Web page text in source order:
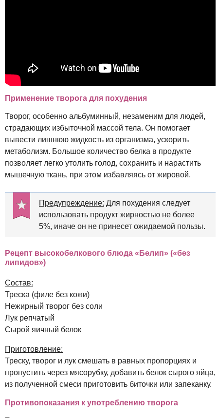
Применение творога для похудения
Творог, особенно альбуминный, незаменим для людей,
страдающих избыточной массой тела. Он помогает
вывести лишнюю жидкость из организма, ускорить
метаболизм. Большое количество белка в продукте
позволяет легко утолить голод, сохранить и нарастить
мышечную ткань, при этом избавляясь от жировой.
Предупреждение: Для похудения следует
использовать продукт жирностью не более
5%, иначе он не принесет ожидаемой пользы.
Рецепт высокобелкового блюда «Белип» («без
липидов»)
Состав:
Треска (филе без кожи)
Нежирный творог без соли
Лук репчатый
Сырой яичный белок
Приготовление:
Треску, творог и лук смешать в равных пропорциях и
пропустить через мясорубку, добавить белок сырого яйца,
из полученной смеси приготовить биточки или запеканку.
Противопоказания к употреблению творога